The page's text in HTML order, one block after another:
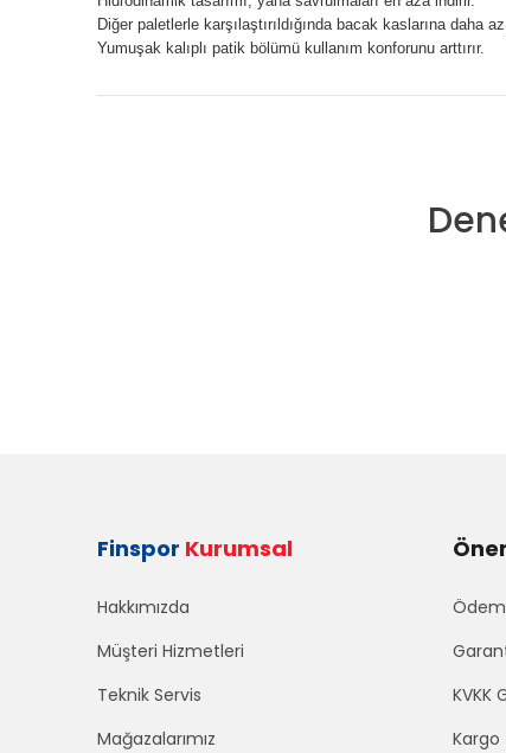
Diğer paletlerle karşılaştırıldığında bacak kaslarına
Yumuşak kalıplı patik bölümü kullanım konforunu arttırır.
Finspor Kurumsal
Hakkımızda
Müşteri Hizmetleri
Teknik Servis
Mağazalarımız
KVKK
Kargo